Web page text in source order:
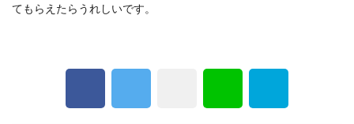
てもらえたらうれしいです。